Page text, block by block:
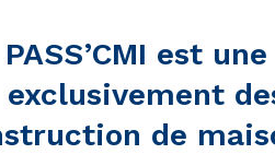
PASS’CMI est
exclusivement
de